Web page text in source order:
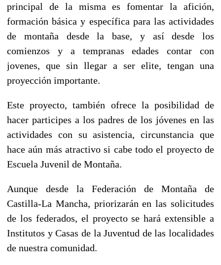
principal de la misma es fomentar la afición,
formación básica y específica para las actividades
de montaña desde la base, y así desde los
comienzos y a tempranas edades contar con
jovenes, que sin llegar a ser elite, tengan una
proyección importante.
Este proyecto, también ofrece la posibilidad de
hacer participes a los padres de los jóvenes en las
actividades con su asistencia, circunstancia que
hace aún más atractivo si cabe todo el proyecto de
Escuela Juvenil de Montaña.
Aunque desde la Federación de Montaña de
Castilla-La Mancha, priorizarán en las solicitudes
de los federados, el proyecto se hará extensible a
Institutos y Casas de la Juventud de las localidades
de nuestra comunidad.